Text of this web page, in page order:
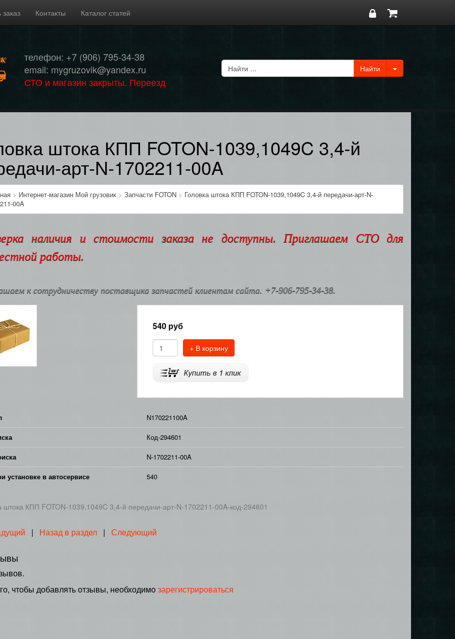
заказ Контакты Каталог статей
телефон: +7 (906) 795-34-38
email: mygruzovik@yandex.ru
СТО и магазин закрыты. Переезд
штока КПП FOTON-1039,1049C 3,4-й
арт-N-1702211-00A
> Интернет-магазин Мой грузовик> Запчасти FOTON> Головка штока КПП FOTON-1039,1049C 3,4-й передачи-арт-N-
00A
наличия и стоимости заказа не доступны. Приглашаем СТО для
работы.
к сотрудничеству поставщика запчастей клиентам сайта. +7-906-795-34-38.
540руб
+ В корзину
N170221100A
Код-294601
N-1702211-00A
установке в автосервисе 540
штока КПП FOTON-1039,1049C 3,4-й передачи-арт-N-1702211-00A-код-294601
| Назад в раздел| Следующий
чтобы добавлять отзывы, необходимозарегистрироваться